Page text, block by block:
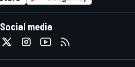
Social media